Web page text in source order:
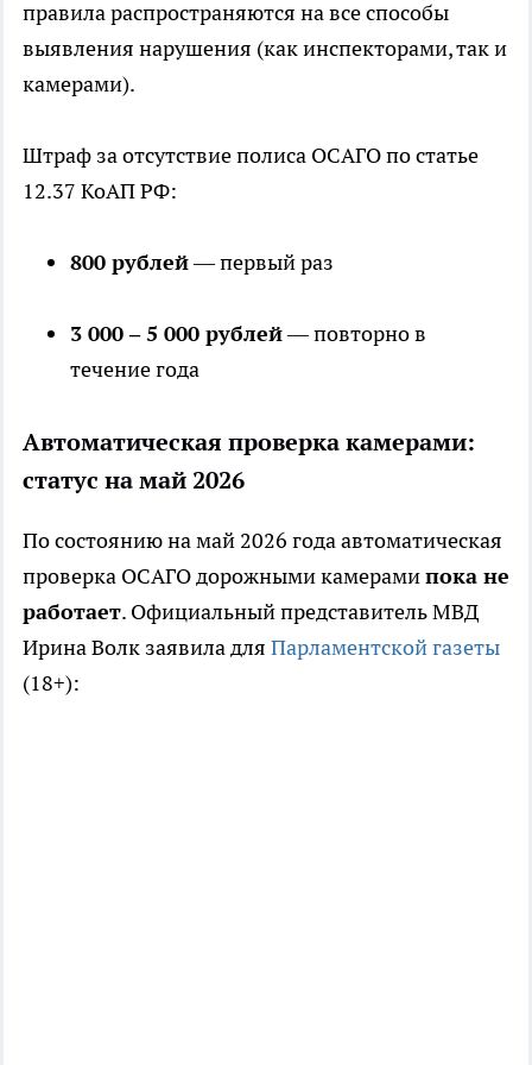
правила распространяются на все способы
выявления нарушения (как инспекторами, так и
камерами).
Штраф за отсутствие полиса ОСАГО по статье
12.37 КоАП РФ:
800 рублей— первый раз
3 000 – 5 000 рублей— повторно в
течение года
Автоматическая проверка камерами:
статус на май 2026
По состоянию на май 2026 года автоматическая
проверка ОСАГО дорожными камерамипока не
работает. Официальный представитель МВД
Ирина Волк заявила для Парламентской газеты
(18+):